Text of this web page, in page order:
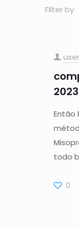
Filter by
user
2023
Então
todo
0